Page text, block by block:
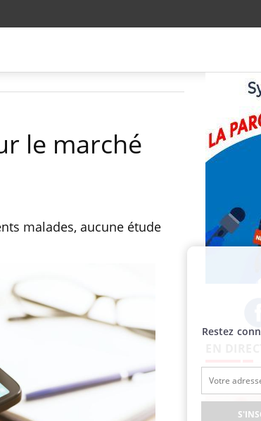
le marché
malades, aucune étude
Restez